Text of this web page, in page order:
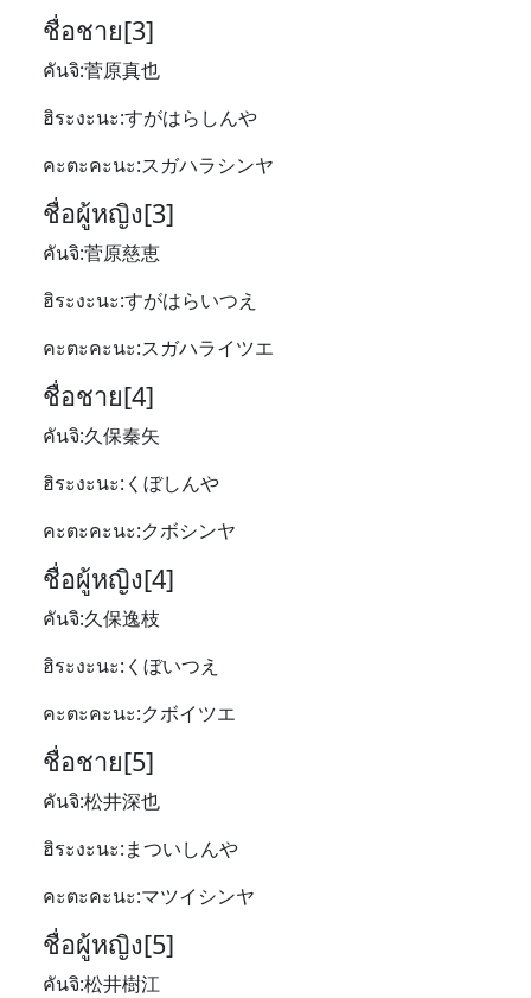
ชื่อชาย[3]
คันจิ:菅原真也
ฮิระงะนะ:すがはらしんや
คะตะคะนะ:スガハラシンヤ
ชื่อผู้หญิง[3]
คันจิ:菅原慈恵
ฮิระงะนะ:すがはらいつえ
คะตะคะนะ:スガハライツエ
ชื่อชาย[4]
คันจิ:久保秦矢
ฮิระงะนะ:くぼしんや
คะตะคะนะ:クボシンヤ
ชื่อผู้หญิง[4]
คันจิ:久保逸枝
ฮิระงะนะ:くぼいつえ
คะตะคะนะ:クボイツエ
ชื่อชาย[5]
คันจิ:松井深也
ฮิระงะนะ:まついしんや
คะตะคะนะ:マツイシンヤ
ชื่อผู้หญิง[5]
คันจิ:松井樹江